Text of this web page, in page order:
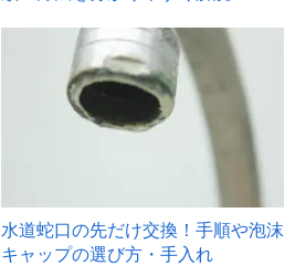
水道蛇口の先だけ交換！手順や泡沫
キャップの選び方・手入れ